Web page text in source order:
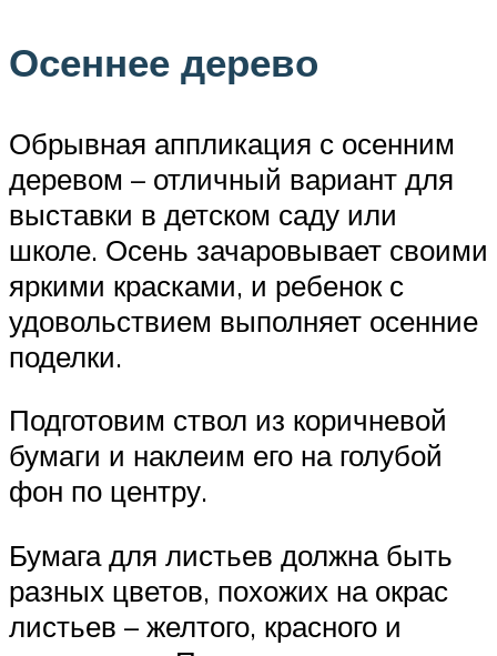
Осеннее дерево
Обрывная аппликация с осенним
деревом – отличный вариант для
выставки в детском саду или
школе. Осень зачаровывает своими
яркими красками, и ребенок с
удовольствием выполняет осенние
поделки.
Подготовим ствол из коричневой
бумаги и наклеим его на голубой
фон по центру.
Бумага для листьев должна быть
разных цветов, похожих на окрас
листьев – желтого, красного и